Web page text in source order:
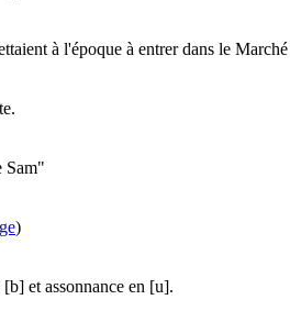
à l'époque à entrer dans le
Sam"
)
et assonnance en [u].